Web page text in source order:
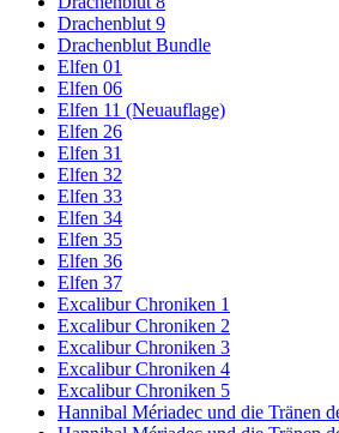
Drachenblut 9
Drachenblut Bundle
Elfen 01
Elfen 06
Elfen 11 (Neuauflage)
Elfen 26
Elfen 31
Elfen 32
Elfen 33
Elfen 34
Elfen 35
Elfen 36
Elfen 37
Excalibur Chroniken 1
Excalibur Chroniken 2
Excalibur Chroniken 3
Excalibur Chroniken 4
Excalibur Chroniken 5
Hannibal Mériadec und die Tränen